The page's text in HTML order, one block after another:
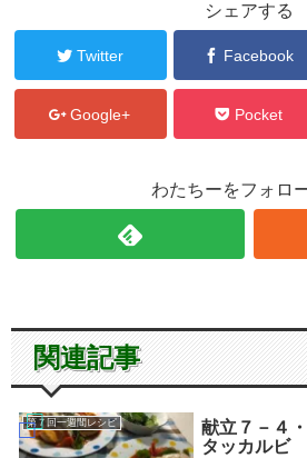
シェアする
Twitter Facebook
Google+ Pocket
わたちーをフォロ
関連記事
第７回一週間レシピ
献立７－４
タッカルビ